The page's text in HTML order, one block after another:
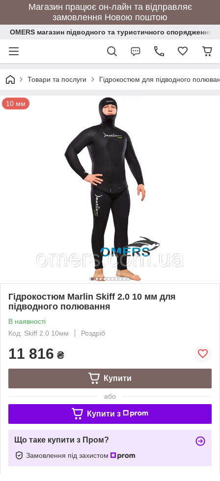
Магазин працює он-лайн та відправляє
замовлення Новою поштою
OMERS магазин підводного та туристичного спорядження
Товари та послуги Гідрокостюм для підводного
10 мм
Гідрокостюм Marlin Skiff 2.0 10 мм для
підводного полювання
В наявності
Код: Skiff 2.0 10мм
Роздріб
11 816 ₴
Купити
або
Купити з
Що таке купити з Пром?
Замовлення під захистом